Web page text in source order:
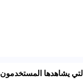
يشاهدها المستخدمون